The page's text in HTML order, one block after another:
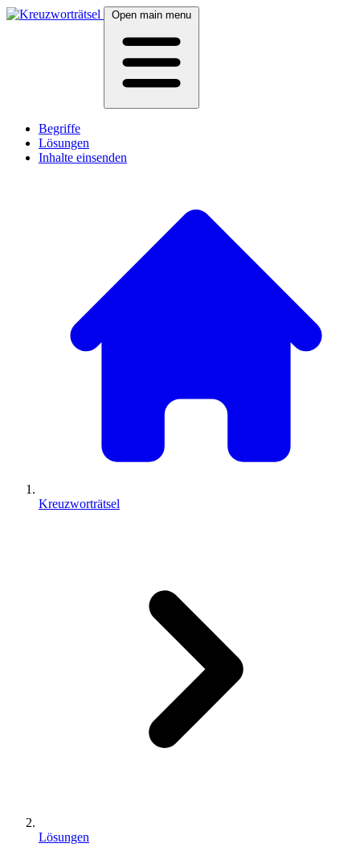
Open main menu
Begriffe
Lösungen
Inhalte einsenden
Kreuzworträtsel
Lösungen